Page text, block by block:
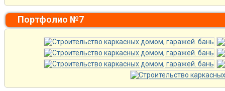
Портфолио №7